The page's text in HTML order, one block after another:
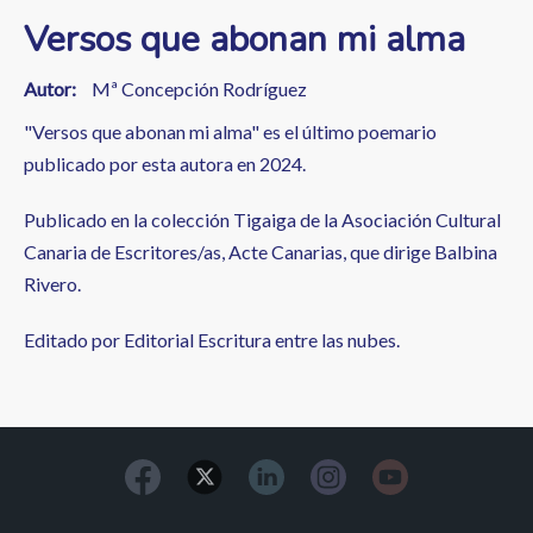
Versos que abonan mi alma
Autor
Mª Concepción Rodríguez
"Versos que abonan mi alma" es el último poemario
publicado por esta autora en 2024.
Publicado en la colección Tigaiga de la Asociación Cultural
Canaria de Escritores/as, Acte Canarias, que dirige Balbina
Rivero.
Editado por Editorial Escritura entre las nubes.